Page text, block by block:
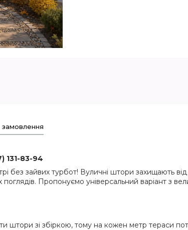
замовлення
131-83-94
без зайвих турбот! Вуличні штори захищають
Пропонуємо універсальний варіант з
штори зі збіркою, тому на кожен метр тераси